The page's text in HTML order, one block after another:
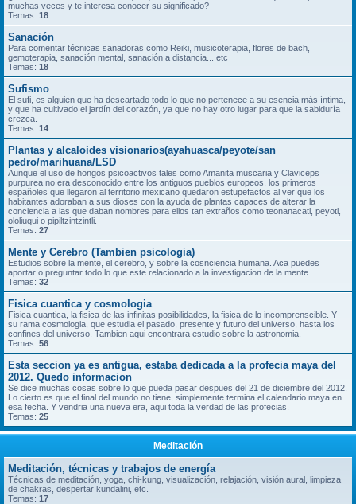
muchas veces y te interesa conocer su significado?
Temas: 18
Sanación
Para comentar técnicas sanadoras como Reiki, musicoterapia, flores de bach,
gemoterapia, sanación mental, sanación a distancia... etc
Temas: 18
Sufismo
El sufi, es alguien que ha descartado todo lo que no pertenece a su esencia más íntima,
y que ha cultivado el jardín del corazón, ya que no hay otro lugar para que la sabiduría
crezca.
Temas: 14
Plantas y alcaloides visionarios(ayahuasca/peyote/san
pedro/marihuana/LSD
Aunque el uso de hongos psicoactivos tales como Amanita muscaria y Claviceps
purpurea no era desconocido entre los antiguos pueblos europeos, los primeros
españoles que llegaron al territorio mexicano quedaron estupefactos al ver que los
habitantes adoraban a sus dioses con la ayuda de plantas capaces de alterar la
conciencia a las que daban nombres para ellos tan extraños como teonanacatl, peyotl,
ololiuqui o pipiltzintzintli.
Temas: 27
Mente y Cerebro (Tambien psicologia)
Estudios sobre la mente, el cerebro, y sobre la cosnciencia humana. Aca puedes
aportar o preguntar todo lo que este relacionado a la investigacion de la mente.
Temas: 32
Fisica cuantica y cosmologia
Fisica cuantica, la fisica de las infinitas posibilidades, la fisica de lo incomprenscible. Y
su rama cosmologia, que estudia el pasado, presente y futuro del universo, hasta los
confines del universo. Tambien aqui encontrara estudio sobre la astronomia.
Temas: 56
Esta seccion ya es antigua, estaba dedicada a la profecia maya del
2012. Quedo informacion
Se dice muchas cosas sobre lo que pueda pasar despues del 21 de diciembre del 2012.
Lo cierto es que el final del mundo no tiene, simplemente termina el calendario maya en
esa fecha. Y vendria una nueva era, aqui toda la verdad de las profecias.
Temas: 25
Meditación
Meditación, técnicas y trabajos de energía
Técnicas de meditación, yoga, chi-kung, visualización, relajación, visión aural, limpieza
de chakras, despertar kundalini, etc.
Temas: 17